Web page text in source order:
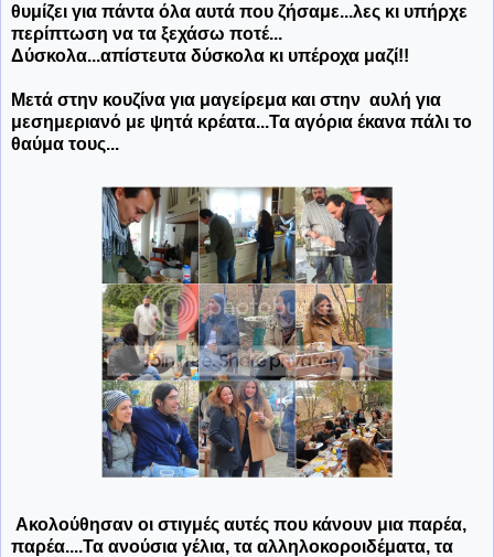
θυμίζει για πάντα όλα αυτά που ζήσαμε...λες κι υπήρχε
περίπτωση να τα ξεχάσω ποτέ...
Δύσκολα...απίστευτα δύσκολα κι υπέροχα μαζί!!
Μετά στην κουζίνα για μαγείρεμα και στην αυλή για
μεσημεριανό με ψητά κρέατα...Τα αγόρια έκανα πάλι το
θαύμα τους...
Ακολούθησαν οι στιγμές αυτές που κάνουν μια παρέα,
παρέα....Τα ανούσια γέλια, τα αλληλοκοροιδέματα, τα